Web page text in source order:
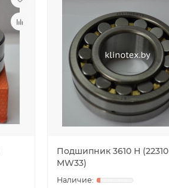
Подшипник 3610 Н (22310
MW33)